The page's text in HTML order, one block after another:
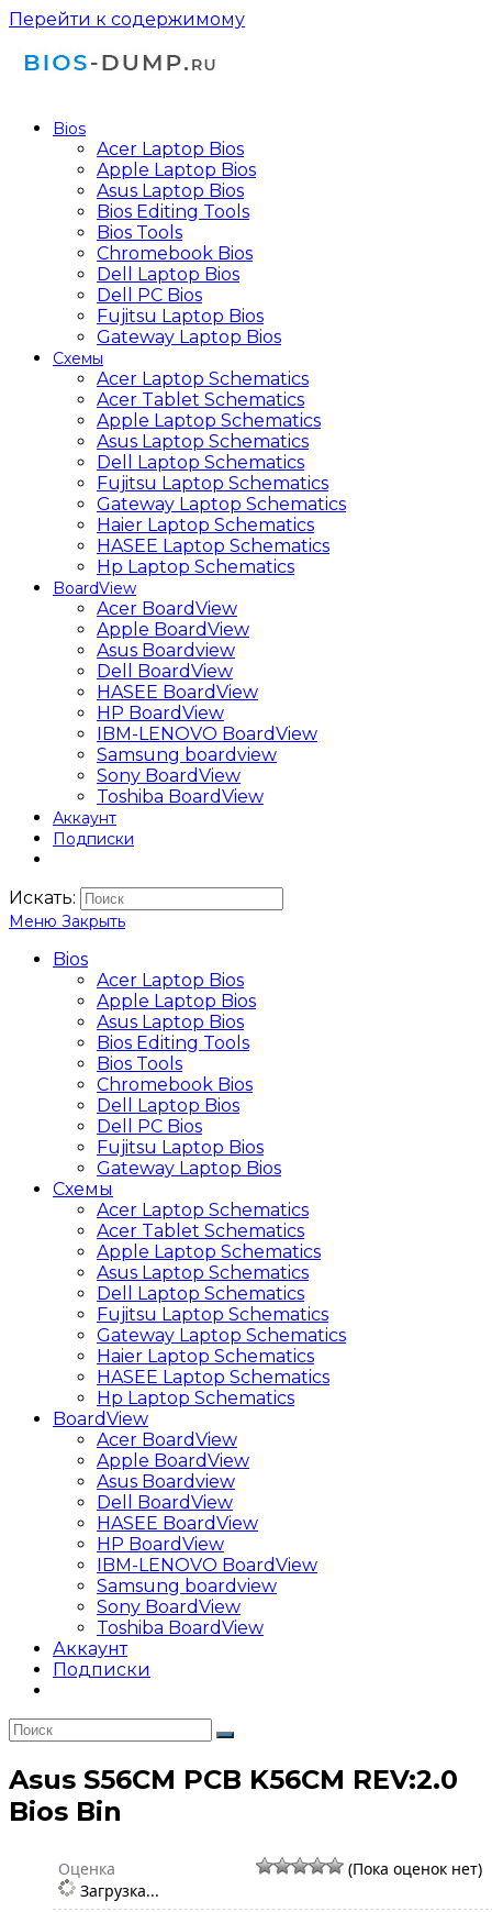
Перейти к содержимому
Bios
Acer Laptop Bios
Apple Laptop Bios
Asus Laptop Bios
Bios Editing Tools
Bios Tools
Chromebook Bios
Dell Laptop Bios
Dell PC Bios
Fujitsu Laptop Bios
Gateway Laptop Bios
Схемы
Acer Laptop Schematics
Acer Tablet Schematics
Apple Laptop Schematics
Asus Laptop Schematics
Dell Laptop Schematics
Fujitsu Laptop Schematics
Gateway Laptop Schematics
Haier Laptop Schematics
HASEE Laptop Schematics
Hp Laptop Schematics
BoardView
Acer BoardView
Apple BoardView
Asus Boardview
Dell BoardView
HASEE BoardView
HP BoardView
IBM-LENOVO BoardView
Samsung boardview
Sony BoardView
Toshiba BoardView
Аккаунт
Подписки
Искать:
Меню Закрыть
Bios
Acer Laptop Bios
Apple Laptop Bios
Asus Laptop Bios
Bios Editing Tools
Bios Tools
Chromebook Bios
Dell Laptop Bios
Dell PC Bios
Fujitsu Laptop Bios
Gateway Laptop Bios
Схемы
Acer Laptop Schematics
Acer Tablet Schematics
Apple Laptop Schematics
Asus Laptop Schematics
Dell Laptop Schematics
Fujitsu Laptop Schematics
Gateway Laptop Schematics
Haier Laptop Schematics
HASEE Laptop Schematics
Hp Laptop Schematics
BoardView
Acer BoardView
Apple BoardView
Asus Boardview
Dell BoardView
HASEE BoardView
HP BoardView
IBM-LENOVO BoardView
Samsung boardview
Sony BoardView
Toshiba BoardView
Аккаунт
Подписки
Asus S56CM PCB K56CM REV:2.0
Bios Bin
Оценка
(Пока оценок нет)
Загрузка...